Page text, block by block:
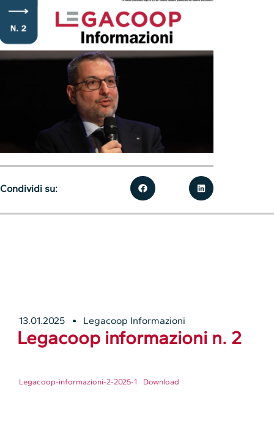
13.01.2025 Legacoop Informazioni
Legacoop informazioni n. 2
Legacoop-informazioni-2-2025-1 Download
Condividi su: